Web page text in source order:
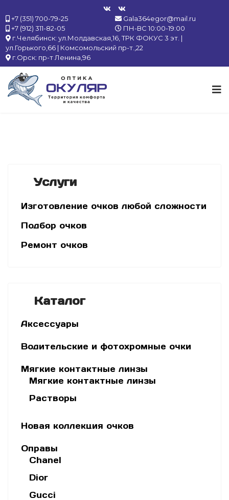
+7 (351) 700-79-25
+7 (912) 311-82-05
Gala364egor@mail.ru
ПН-ВС 10:00-19:00
г.Челябинск: ул.Молдавская,16, ТРК ФОКУС 3 эт. |
ул.Горького,66 | Комсомольский пр-т.,22
г.Орск: пр-т Ленина,96
Услуги
Изготовление очков любой сложности
Подбор очков
Ремонт очков
Каталог
Аксессуары
Водительские и фотохромные очки
Мягкие контактные линзы
Мягкие контактные линзы
Растворы
Новая коллекция очков
Оправы
Chanel
Dior
Gucci